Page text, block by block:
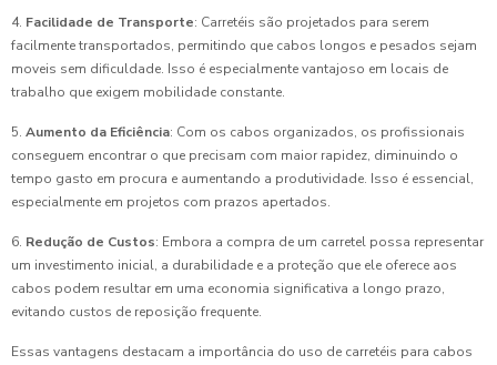
4. Facilidade de Transporte: Carretéis são projetados para serem
facilmente transportados, permitindo que cabos longos e pesados sejam
moveis sem dificuldade. Isso é especialmente vantajoso em locais de
trabalho que exigem mobilidade constante.
5. Aumento da Eficiência: Com os cabos organizados, os profissionais
conseguem encontrar o que precisam com maior rapidez, diminuindo o
tempo gasto em procura e aumentando a produtividade. Isso é essencial,
especialmente em projetos com prazos apertados.
6. Redução de Custos: Embora a compra de um carretel possa representar
um investimento inicial, a durabilidade e a proteção que ele oferece aos
cabos podem resultar em uma economia significativa a longo prazo,
evitando custos de reposição frequente.
Essas vantagens destacam a importância do uso de carretéis para cabos